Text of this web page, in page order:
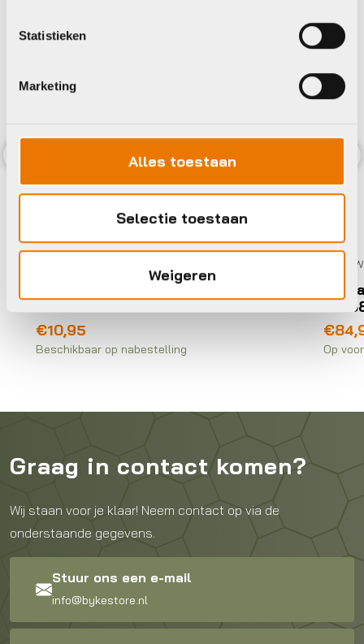
Statistieken
Marketing
Alles toestaan
Selectie toestaan
Weigeren
Previous
Kmc KETTINGWIEL 19T ENVIOLO
3/32″ ZW
€10,95
Beschikbaar op nabestelling
FC-
€
Op
Graag in contact komen?
Wij staan voor je klaar! Neem contact op via de
onderstaande gegevens.
Stuur ons een e-mail
info@bykestore.nl